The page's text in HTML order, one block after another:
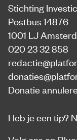
Stichting
Postbus 14876
1001 LJ
020 23 32 858
Donatie
Heb je een tip?